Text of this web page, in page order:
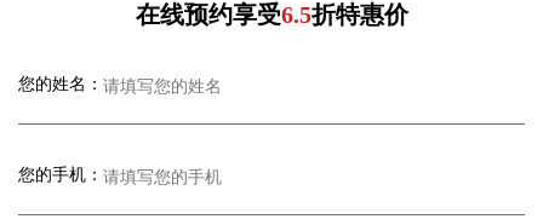
在线预约享受6.5折特惠价
您的姓名：
您的手机：